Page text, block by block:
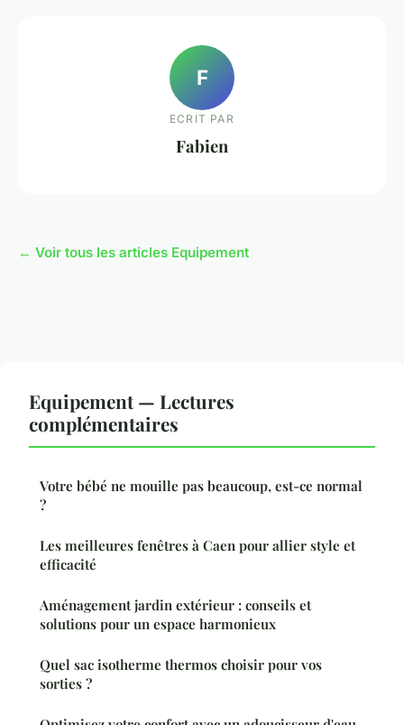
F
ECRIT PAR
Fabien
← Voir tous les articles Equipement
Equipement — Lectures
complémentaires
Votre bébé ne mouille pas beaucoup, est-ce normal
?
Les meilleures fenêtres à Caen pour allier style et
efficacité
Aménagement jardin extérieur : conseils et
solutions pour un espace harmonieux
Quel sac isotherme thermos choisir pour vos
sorties ?